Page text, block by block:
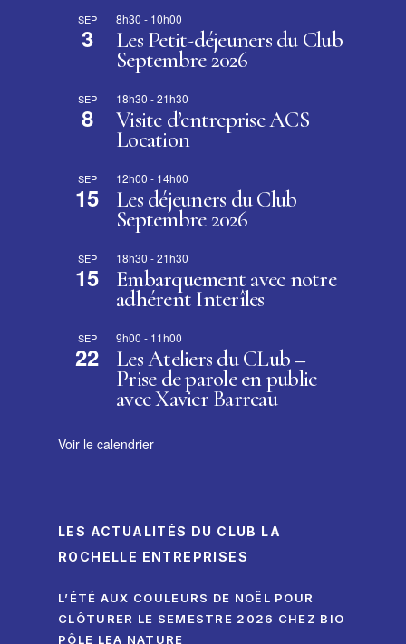
SEP
3
8h30 - 10h00
Les Petit-déjeuners du Club
Septembre 2026
SEP
8
18h30 -21h30
Visite d’entreprise ACS
Location
SEP
15
12h00 - 14h00
Les déjeuners du Club
Septembre 2026
SEP
15
18h30 -21h30
Embarquement avec notre
adhérent Interîles
SEP
22
9h00 - 11h00
Les Ateliers du CLub –
Prise de parole en public
avec Xavier Barreau
Voir le calendrier
LES ACTUALITÉS DU CLUB LA
ROCHELLE ENTREPRISES
L’ÉTÉ AUX COULEURS DE NOËL POUR
CLÔTURER LE SEMESTRE 2026 CHEZ BIO
PÔLE LEA NATURE